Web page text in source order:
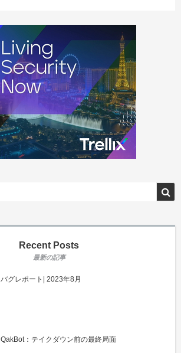
Recent Posts
バグレポート| 2023年8月
QakBot：テイクダウン前の最終局面